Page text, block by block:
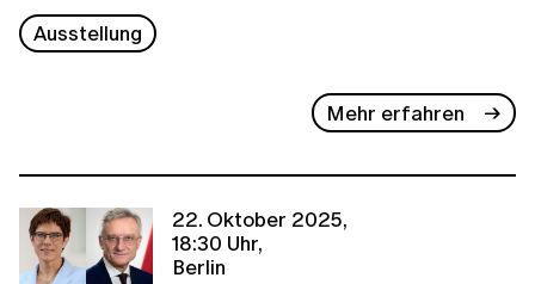
Ausstellung
Mehr erfahren
22. Oktober 2025,
18:30 Uhr,
Berlin